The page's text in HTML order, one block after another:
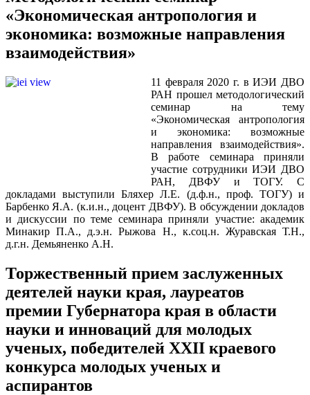
«Экономическая антропология и
экономика: возможные направления
взаимодействия»
11 февраля 2020 г. в ИЭИ ДВО
РАН прошел методологический
семинар на тему
«Экономическая антропология
и экономика: возможные
направления взаимодействия».
В работе семинара приняли
участие сотрудники ИЭИ ДВО
РАН, ДВФУ и ТОГУ. С
докладами выступили Бляхер Л.Е. (д.ф.н., проф. ТОГУ) и
Барбенко Я.А. (к.и.н., доцент ДВФУ). В обсуждении докладов
и дискуссии по теме семинара приняли участие: академик
Минакир П.А., д.э.н. Рыжова Н., к.соц.н. Журавская Т.Н.,
д.г.н. Демьяненко А.Н.
Торжественный прием заслуженных
деятелей науки края, лауреатов
премии Губернатора края в области
науки и инноваций для молодых
ученых, победителей XXII краевого
конкурса молодых ученых и
аспирантов